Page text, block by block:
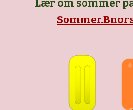
Lær om sommer